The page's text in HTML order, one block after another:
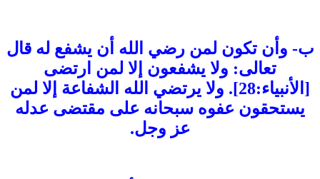
ب- وأن تكون لمن رضي الله أن يشفع له قال
تعالى: ولا يشفعون إلا لمن ارتضى
[الأنبياء:28]. ولا يرتضي الله الشفاعة إلا لمن
يستحقون عفوه سبحانه على مقتضى عدله
عز وجل.